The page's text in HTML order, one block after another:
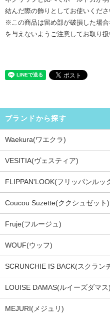
結んだ際の飾りとしてお使いくださ
※この商品は留め部が破損した場
を与えないようご注意してお取り扱
ブランドから探す
Waekura(ワエクラ)
VESITIA(ヴェスティア)
FLIPPAN'LOOK(フリッパンルッ
Coucou Suzette(ククシュゼット)
Fruje(フルージュ)
WOUF(ウッフ)
SCRUNCHIE IS BACK(スクラン
LOUISE DAMAS(ルイーズダマス)
MEJURI(メジュリ)